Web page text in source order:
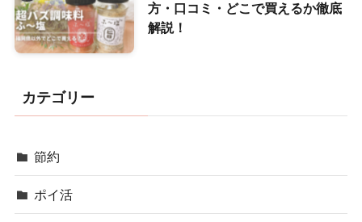
方・口コミ・どこで買えるか徹底
解説！
カテゴリー
節約
ポイ活